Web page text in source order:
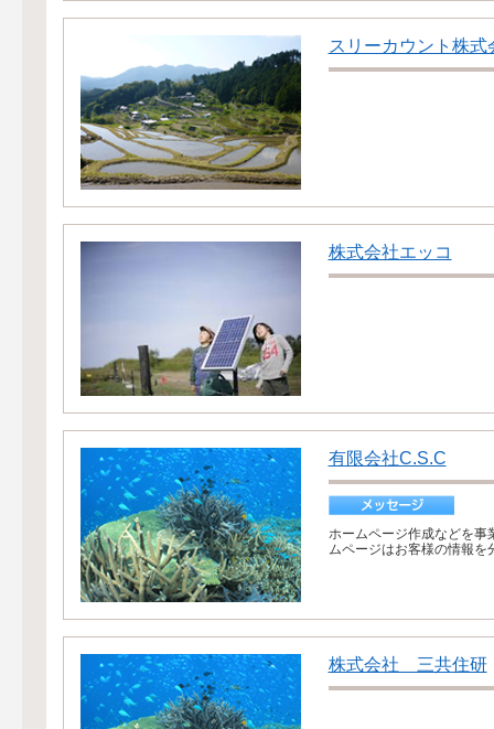
スリーカウント株式
株式会社エッコ
有限会社C.S.C
ホームページ作成などを事
ムページはお客様の情報
株式会社 三共住研